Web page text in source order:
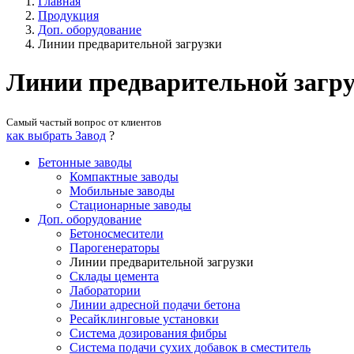
Продукция
Доп. оборудование
Линии предварительной загрузки
Линии предварительной
Самый частый вопрос от клиентов
как выбрать Завод ?
Бетонные заводы
Компактные заводы
Мобильные заводы
Стационарные заводы
Доп. оборудование
Бетоносмесители
Парогенераторы
Линии предварительной загрузки
Склады цемента
Лаборатории
Линии адресной подачи бетона
Ресайклинговые установки
Система дозирования фибры
Система подачи сухих добавок в сместитель